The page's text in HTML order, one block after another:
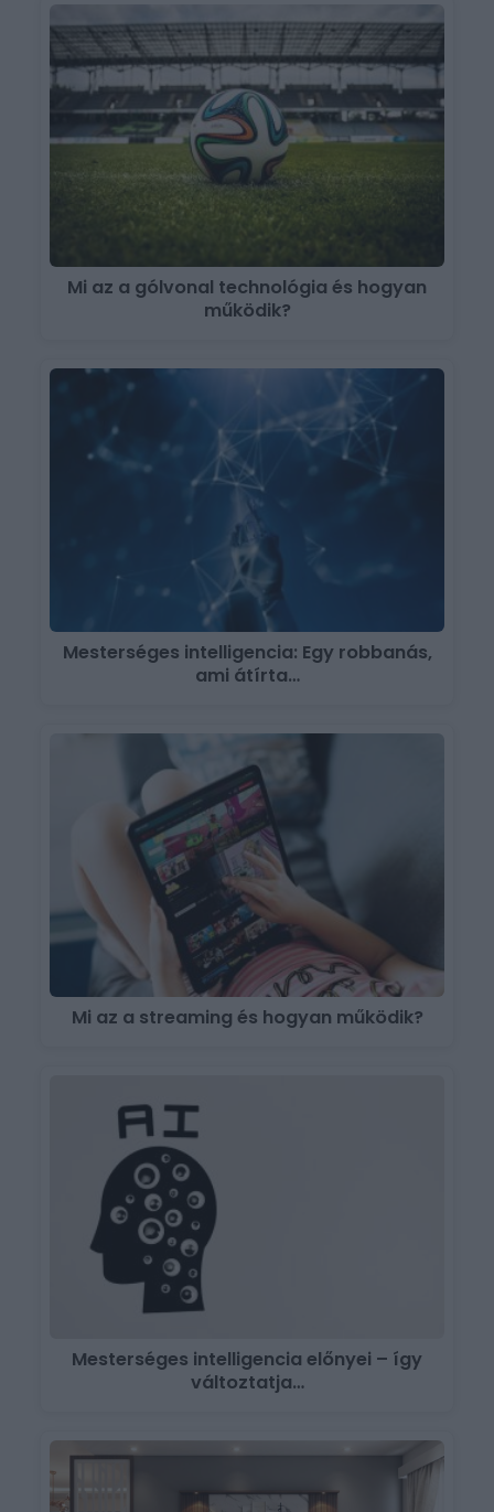
Mi az a gólvonal technológia és hogyan
működik?
Mesterséges intelligencia: Egy robbanás,
ami átírta…
Mi az a streaming és hogyan működik?
Mesterséges intelligencia előnyei – így
változtatja…